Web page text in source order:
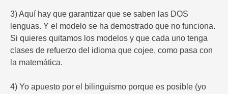
3) Aquí hay que garantizar que se saben las DOS
lenguas. Y el modelo se ha demostrado que no funciona.
Si quieres quitamos los modelos y que cada uno tenga
clases de refuerzo del idioma que cojee, como pasa con
la matemática.
4) Yo apuesto por el bilinguismo porque es posible (yo